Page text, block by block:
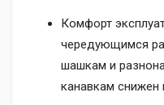
Комфорт
чередующимся
шашкам и
канавкам снижен